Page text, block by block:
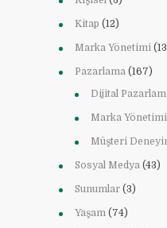
Kitap (12)
Marka Yönetimi
Pazarlama (167)
Dijital
Marka Yönetimi
Müşteri
Sosyal Medya (43)
Sunumlar (3)
Yaşam (74)